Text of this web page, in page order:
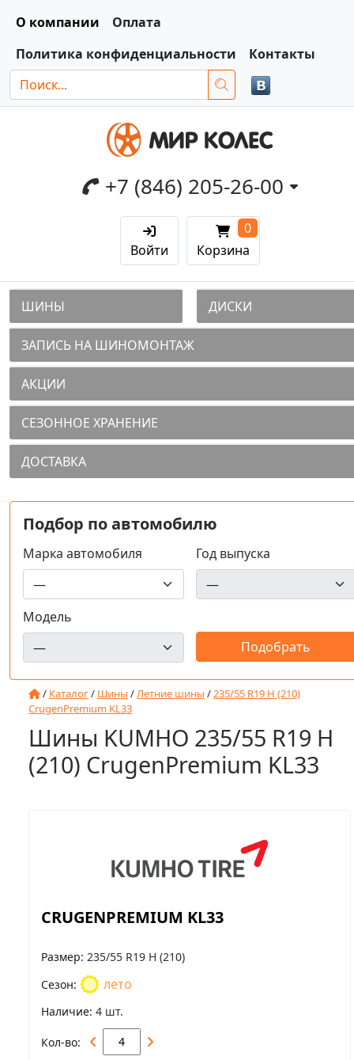
О компании
Оплата
Политика конфиденциальности
Контакты
+7 (846) 205-26-00
Войти Корзина
0
ШИНЫ ДИСКИ
ЗАПИСЬ НА ШИНОМОНТАЖ
АКЦИИ
СЕЗОННОЕ ХРАНЕНИЕ
ДОСТАВКА
Подбор по автомобилю
Марка автомобиля Год выпуска
Модель
/ Каталог/ Шины /Летние шины /235/55 R19 H (210)
CrugenPremium KL33
Шины KUMHO 235/55 R19 H
(210) CrugenPremium KL33
CRUGENPREMIUM KL33
Размер 235/55 R19 H (210)
Сезон
лето
Наличие 4 шт.
Кол-во